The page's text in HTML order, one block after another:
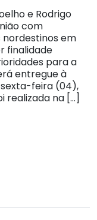
e Rodrigo
com
em
finalidade
para a
entregue à
sexta-feira (04),
realizada na […]